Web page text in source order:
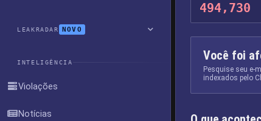
LEAKRADAR NOVO
INTELIGÊNCIA
Violações
Notícias
494,730
Você foi
Pesquise seu e-
indexados pelo